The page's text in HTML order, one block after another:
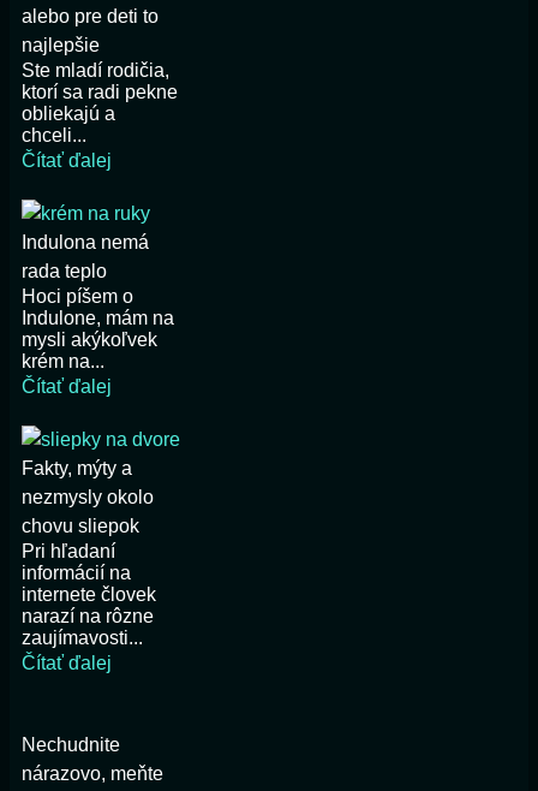
alebo pre deti to
najlepšie
Ste mladí rodičia,
ktorí sa radi pekne
obliekajú a
chceli...
Čítať ďalej
Indulona nemá
rada teplo
Hoci píšem o
Indulone, mám na
mysli akýkoľvek
krém na...
Čítať ďalej
Fakty, mýty a
nezmysly okolo
chovu sliepok
Pri hľadaní
informácií na
internete človek
narazí na rôzne
zaujímavosti...
Čítať ďalej
Nechudnite
nárazovo, meňte